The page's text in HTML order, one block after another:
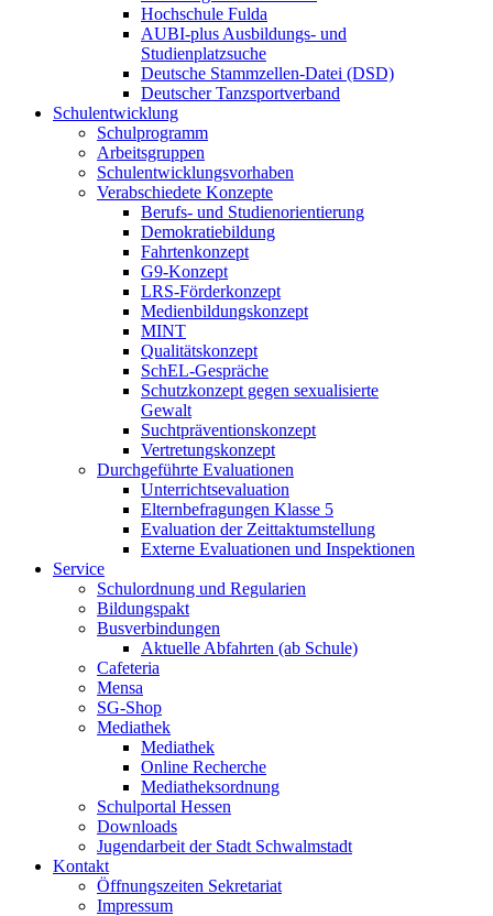
Hochschule Fulda
AUBI-plus Ausbildungs- und
Studienplatzsuche
Deutsche Stammzellen-Datei (DSD)
Deutscher Tanzsportverband
Schulentwicklung
Schulprogramm
Arbeitsgruppen
Schulentwicklungsvorhaben
Verabschiedete Konzepte
Berufs- und Studienorientierung
Demokratiebildung
Fahrtenkonzept
G9-Konzept
LRS-Förderkonzept
Medienbildungskonzept
MINT
Qualitätskonzept
SchEL-Gespräche
Schutzkonzept gegen sexualisierte
Gewalt
Suchtpräventionskonzept
Vertretungskonzept
Durchgeführte Evaluationen
Unterrichtsevaluation
Elternbefragungen Klasse 5
Evaluation der Zeittaktumstellung
Externe Evaluationen und Inspektionen
Service
Schulordnung und Regularien
Bildungspakt
Busverbindungen
Aktuelle Abfahrten (ab Schule)
Cafeteria
Mensa
SG-Shop
Mediathek
Mediathek
Online Recherche
Mediatheksordnung
Schulportal Hessen
Downloads
Jugendarbeit der Stadt Schwalmstadt
Kontakt
Öffnungszeiten Sekretariat
Impressum